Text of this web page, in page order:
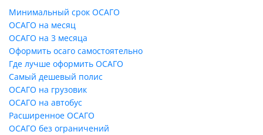
Минимальный срок ОСАГО
ОСАГО на месяц
ОСАГО на 3 месяца
Оформить осаго самостоятельно
Где лучше оформить ОСАГО
Самый дешевый полис
ОСАГО на грузовик
ОСАГО на автобус
Расширенное ОСАГО
ОСАГО без ограничений